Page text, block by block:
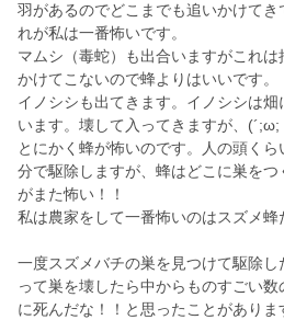
羽があるのでどこまでも追いかけてき
れが私は一番怖いです。
マムシ（毒蛇）も出合いますがこれ
かけてこないので蜂よりはいいです。
イノシシも出てきます。イノシシは
います。壊して入ってきますが、(´;ω;
とにかく蜂が怖いのです。人の頭く
分で駆除しますが、蜂はどこに巣を
がまた怖い！！
私は農家をして一番怖いのはスズメ蜂
一度スズメバチの巣を見つけて駆除
って巣を壊したら中からものすごい
に死んだな！！と思ったことがあり